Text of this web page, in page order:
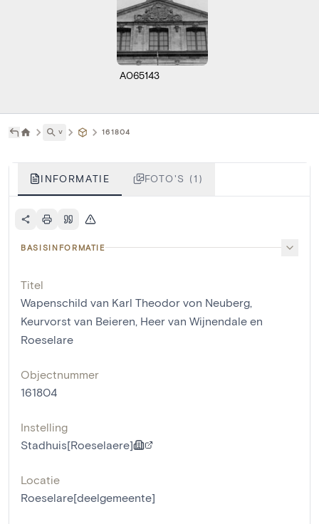
A065143
˅ 161804
INFORMATIE FOTO'S (1)
BASISINFORMATIE
Titel
Wapenschild van Karl Theodor von Neuberg,
Keurvorst van Beieren, Heer van Wijnendale en
Roeselare
Objectnummer
161804
Instelling
Stadhuis[Roeselaere]
Locatie
Roeselare[deelgemeente]